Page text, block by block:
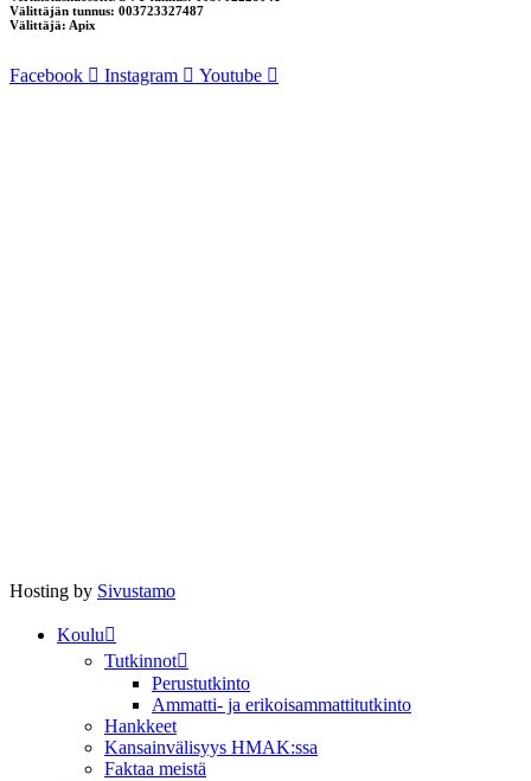
Välittäjän tunnus: 003723327487
Välittäjä: Apix
Facebook Instagram Youtube
Hosting by Sivustamo
Koulu
Tutkinnot
Perustutkinto
Ammatti- ja erikoisammattitutkinto
Hankkeet
Kansainvälisyys HMAK:ssa
Faktaa meistä